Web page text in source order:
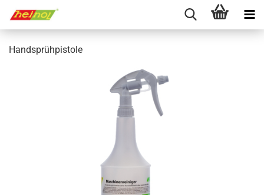
Handsprühpistole